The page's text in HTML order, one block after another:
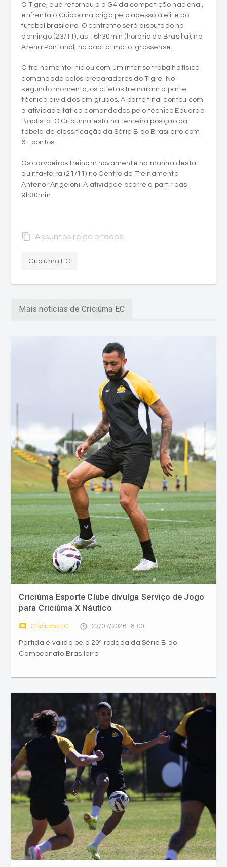
O Tigre, que retornou a o G4 da competição nacional,
enfrenta o Cuiabá na briga pelo acesso à elite do
futebol brasileiro. O confronto será disputado no
domingo (23/11), às 16h30min (horário de Brasília), na
Arena Pantanal, na capital mato-grossense.
O treinamento iniciou com um intenso trabalho físico
comandado pelos preparadores do Tigre. No
segundo momento, os atletas treinaram a parte
técnica divididos em grupos. A parte final contou com
a atividade tática comandados pelo técnico Eduardo
Baptista. O Criciúma está na terceira posição da
tabela de classificação da Série B do Brasileiro com
61 pontos.
Os carvoeiros treinam novamente na manhã desta
quinta-feira (21/11) no Centro de Treinamento
Antenor Angeloni. A atividade ocorre a partir das
9h30min.
content_copy Assuntos relacionados
Criciúma EC
Mais notícias de Criciúma EC
Criciúma Esporte Clube divulga Serviço de Jogo
para Criciúma X Náutico
comment Criciúma EC access_time 23/07/2026 18:00
Partida é valida pela 20ª rodada da Série B do
Campeonato Brasileiro